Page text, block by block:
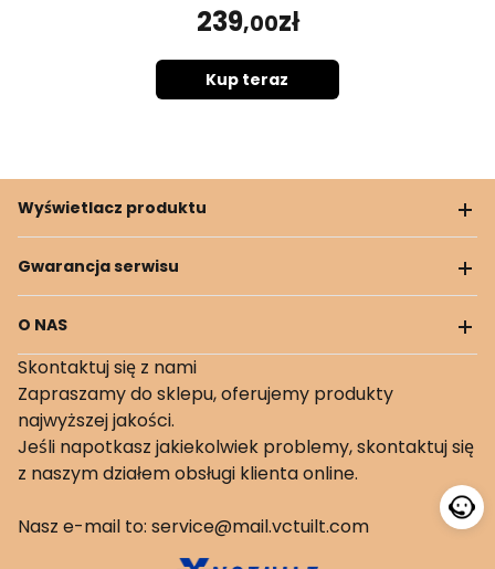
239,00zł
Kup teraz
Wyświetlacz produktu
Gwarancja serwisu
O NAS
Skontaktuj się z nami
Zapraszamy do sklepu, oferujemy produkty
najwyższej jakości.
Jeśli napotkasz jakiekolwiek problemy, skontaktuj się
z naszym działem obsługi klienta online.
Nasz e-mail to: service@mail.vctuilt.com